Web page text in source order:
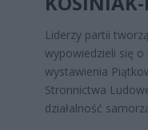
Liderzy partii
wypowiedzieli się o
wystawienia
Stronnictwa
działalność